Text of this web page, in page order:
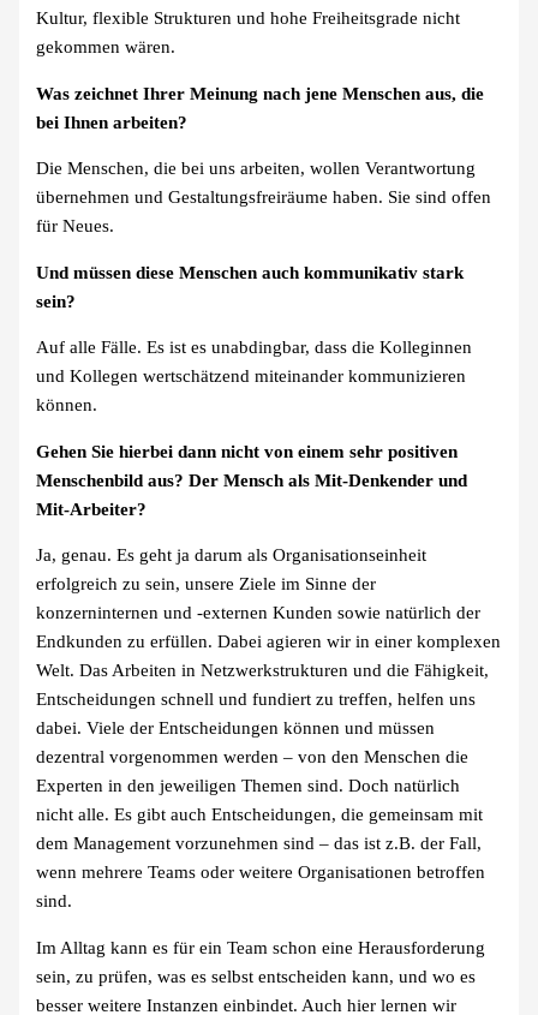
Kultur, flexible Strukturen und hohe Freiheitsgrade nicht
gekommen wären.
Was zeichnet Ihrer Meinung nach jene Menschen aus, die
bei Ihnen arbeiten?
Die Menschen, die bei uns arbeiten, wollen Verantwortung
übernehmen und Gestaltungsfreiräume haben. Sie sind offen
für Neues.
Und müssen diese Menschen auch kommunikativ stark
sein?
Auf alle Fälle. Es ist es unabdingbar, dass die Kolleginnen
und Kollegen wertschätzend miteinander kommunizieren
können.
Gehen Sie hierbei dann nicht von einem sehr positiven
Menschenbild aus? Der Mensch als Mit-Denkender und
Mit-Arbeiter?
Ja, genau. Es geht ja darum als Organisationseinheit
erfolgreich zu sein, unsere Ziele im Sinne der
konzerninternen und -externen Kunden sowie natürlich der
Endkunden zu erfüllen. Dabei agieren wir in einer komplexen
Welt. Das Arbeiten in Netzwerkstrukturen und die Fähigkeit,
Entscheidungen schnell und fundiert zu treffen, helfen uns
dabei. Viele der Entscheidungen können und müssen
dezentral vorgenommen werden – von den Menschen die
Experten in den jeweiligen Themen sind. Doch natürlich
nicht alle. Es gibt auch Entscheidungen, die gemeinsam mit
dem Management vorzunehmen sind – das ist z.B. der Fall,
wenn mehrere Teams oder weitere Organisationen betroffen
sind.
Im Alltag kann es für ein Team schon eine Herausforderung
sein, zu prüfen, was es selbst entscheiden kann, und wo es
besser weitere Instanzen einbindet. Auch hier lernen wir